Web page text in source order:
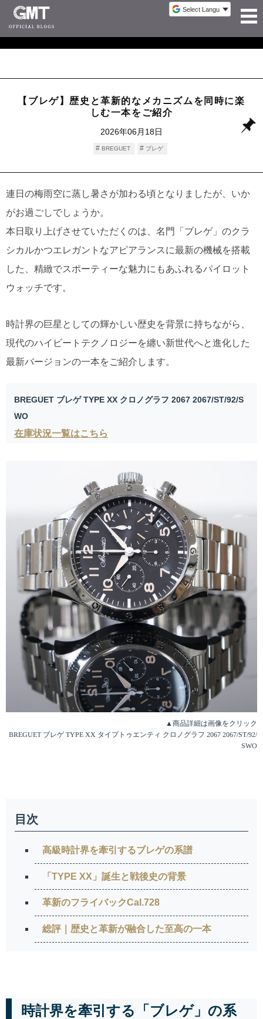
【ブレゲ】歴史と革新的なメカニズムを同時に楽
しむ一本をご紹介
2026年06月18日
BREGUET ブレゲ
連日の梅雨空に蒸し暑さが加わる頃となりましたが、いか
がお過ごしでしょうか。
本日取り上げさせていただくのは、名門「ブレゲ」のクラ
シカルかつエレガントなアピアランスに最新の機械を搭載
した、精緻でスポーティーな魅力にもあふれるパイロット
ウォッチです。
時計界の巨星としての輝かしい歴史を背景に持ちながら、
現代のハイビートテクノロジーを纏い新世代へと進化した
最新バージョンの一本をご紹介します。
BREGUET ブレゲ TYPE XX クロノグラフ 2067 2067/ST/92/S
WO
在庫状況一覧はこちら
▲商品詳細は画像をクリック
BREGUET ブレゲ TYPE XX タイプトゥエンティ クロノグラフ 2067 2067/ST/92/
SWO
目次
高級時計界を牽引するブレゲの系譜
「TYPE XX」誕生と戦後史の背景
革新のフライバックCal.728
総評｜歴史と革新が融合した至高の一本
時計界を牽引する「ブレゲ」の系